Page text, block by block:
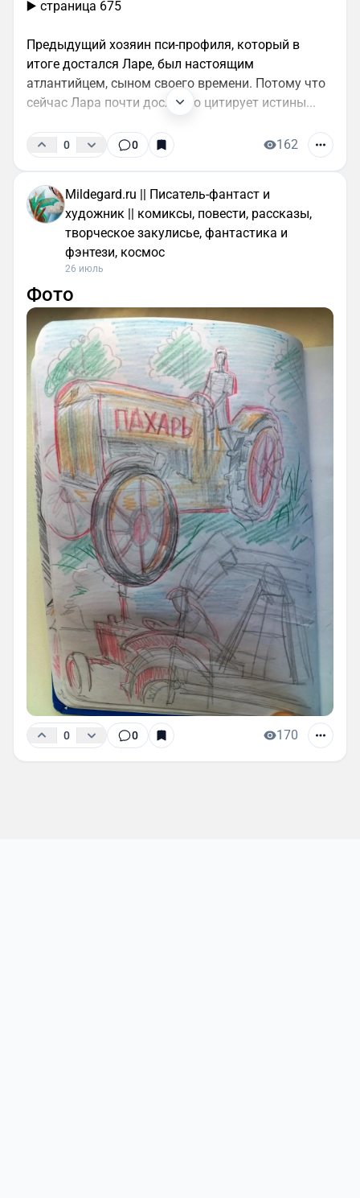
▶️ страница 675
Предыдущий хозяин пси-профиля, который в
итоге достался Ларе, был настоящим
атлантийцем, сыном своего времени. Потому что
сейчас Лара почти дословно цитирует истины...
0 0 162
Mildegard.ru || Писатель-фантаст и
художник || комиксы, повести, рассказы,
творческое закулисье, фантастика и
фэнтези, космос
26 июль
Фото
0 0 170